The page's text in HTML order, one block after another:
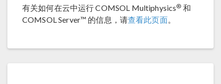
有关如何在云中运行 COMSOL Multiphysics® 和
COMSOL Server™ 的信息，请查看此页面。